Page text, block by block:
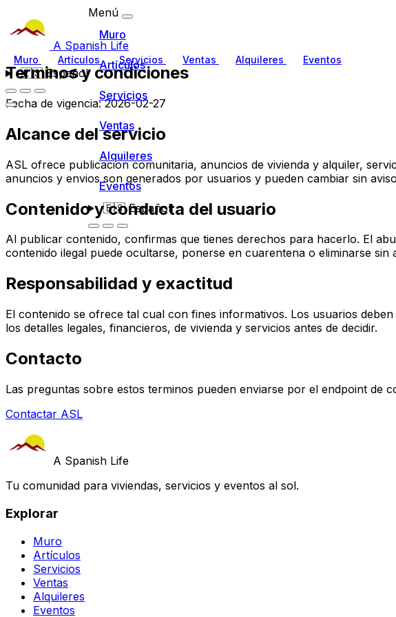
A Spanish Life
Muro Artículos Servicios Ventas Alquileres Eventos
🇪🇸Español
Menú
Muro
Artículos
Servicios
Ventas
Alquileres
Eventos
🇪🇸Español
Terminos y condiciones
Fecha de vigencia: 2026-02-27
Alcance del servicio
ASL ofrece publicacion comunitaria, anuncios de vivienda y alquiler,
anuncios y envios son generados por usuarios y pueden cambiar sin
Contenido y conducta del usuario
Al publicar contenido, confirmas que tienes derechos para hacerlo. El
contenido ilegal puede ocultarse, ponerse en cuarentena o eliminarse sin
Responsabilidad y exactitud
El contenido se ofrece tal cual con fines informativos. Los usuarios
los detalles legales, financieros, de vivienda y servicios antes de decidir.
Contacto
Las preguntas sobre estos terminos pueden enviarse por el endpoint de
Contactar ASL
A Spanish Life
Tu comunidad para viviendas, servicios y eventos al sol.
Explorar
Muro
Artículos
Servicios
Ventas
Alquileres
Eventos